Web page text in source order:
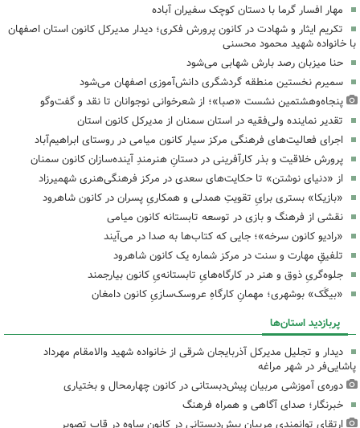
مهار افسار گرما با دستان کوچک سفیران آباده
تکریم ایثار و شهادت در کانون پرورش فکری؛ دیدار مدیرکل کانون استان اصفهان
با خانواده شهید محمود محسنی
حنا میزبان رصد بارش شهابی می‌شود
سمیرم نخستین منطقه گردشگری دانش‌آموزی اصفهان می‌شود
پنجاه‌وهشتمین نشست «صبا»؛ از شعرخوانی نوجوانان تا نقد و گفت‌وگو
تقدیر نماینده ولی‌فقیه در استان سمنان از مدیرکل کانون استان
اجرای فعالیت‌های فرهنگی مرکز سیار کانون میامی در روستای ابراهیم‌آباد
پرورش خلاقیت و بذر کارآفرینی در دستانِ هنرمندِ آینده‌سازان کانون سمنان
از «دنیای نوشتن» تا حکایت‌های سعدی در مرکز فرهنگی‌هنری شهمیرزاد
«بازیکا» بستری برایِ تقویتِ همدلی و همکاریِ پسران در کانون شاهرود
نقشی از فرهنگ و بازی در توسعه تابستانه کانون میامی
«رادیو کانون سرخه»؛ جایی که کتاب‌ها به صدا در می‌آیند
تلفیقِ مهارت و سنت در مرکز شماره یک کانون شاهرود
جلوه‌گریِ ذوق و هنر در کارگاه‌هایِ تابستانه‌یِ کانون بیارجمند
«بیگَک» بوشهری؛ مهمانِ کارگاهِ عروسک‌سازیِ کانون دامغان
پربازدید استان‌ها
دیدار و تجلیل مدیرکل آذربایجان شرقی از خانواده شهید والامقام مهرداد
پاشایی‌فر در شهر مراغه
دوره‌ی آموزشی مربیان پیش‌دبستانی در کانون چهارمحال و بختیاری
خبرنگار؛ صدای آگاهی و همراه فرهنگ
ارتقای توانمندی مربیان پیش‌دبستانی در کانون ساوه در قاب تصویر